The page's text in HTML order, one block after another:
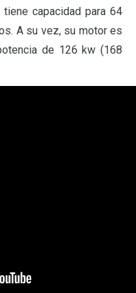
capacidad para 64
A su vez, su motor es
de 126 kw (168